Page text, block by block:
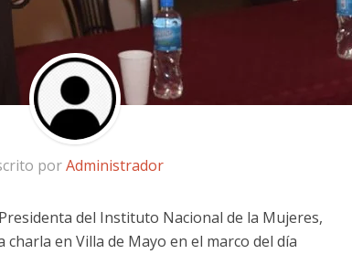
porAdministrador
del Instituto Nacional de la Mujeres,
charla en Villa de Mayo en el marco del día